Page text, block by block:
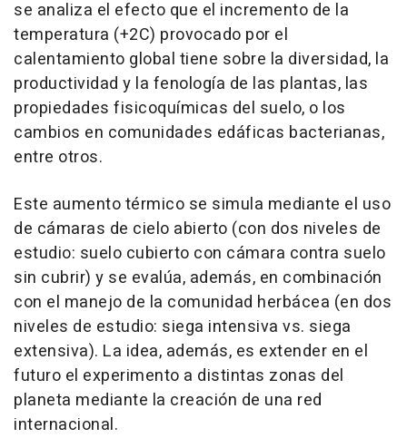
se analiza el efecto que el incremento de la
temperatura (+2C) provocado por el
calentamiento global tiene sobre la diversidad, la
productividad y la fenología de las plantas, las
propiedades fisicoquímicas del suelo, o los
cambios en comunidades edáficas bacterianas,
entre otros.
Este aumento térmico se simula mediante el uso
de cámaras de cielo abierto (con dos niveles de
estudio: suelo cubierto con cámara contra suelo
sin cubrir) y se evalúa, además, en combinación
con el manejo de la comunidad herbácea (en dos
niveles de estudio: siega intensiva vs. siega
extensiva). La idea, además, es extender en el
futuro el experimento a distintas zonas del
planeta mediante la creación de una red
internacional.